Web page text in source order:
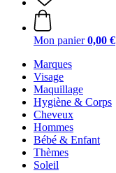
Mon panier 0,00 €
Marques
Visage
Maquillage
Hygiène & Corps
Cheveux
Hommes
Bébé & Enfant
Thèmes
Soleil